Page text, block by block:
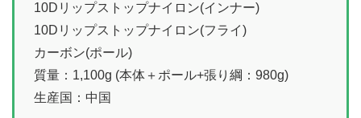
10Dリップストップナイロン(インナー)
10Dリップストップナイロン(フライ)
カーボン(ポール)
質量：1,100g (本体＋ポール+張り綱：980g)
生産国：中国